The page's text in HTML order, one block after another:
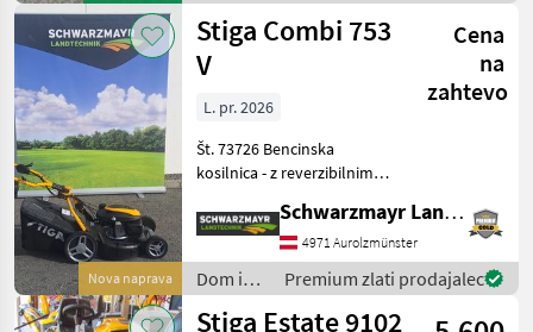
Nova naprava
Stiga Combi 753
V
Cena
na
zahtevo
L. pr. 2026
Št. 73726 Bencinska
kosilnica - z reverzibilnim
51 cm - s košaro za zbiranje
trave s prostornino 60 l - z
zadnjim pogonom - z
ročajem za o
Schwarzmayr Landtechnik GmbH - Aurolzmünster
4971 Aurolzmünster
Dom in
vrt /
Stiga
Premium zlati prodajalec
Stiga Estate 9102